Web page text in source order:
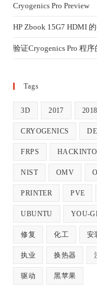
Cryogenics Pro Preview
HP Zbook 15G7 HDMI
验证Cryogenics Pro 程
Tags
3D 2017 2018
CRYOGENICS
FRPS
NIST OMV
PRINTER PVE
UBUNTU YOU-
修复 化工 安
执业 换热器
驱动 黑苹果